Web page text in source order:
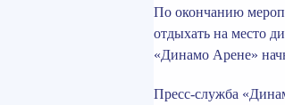
По окончанию
отдыхать на место
«Динамо Арене»
Пресс-служба